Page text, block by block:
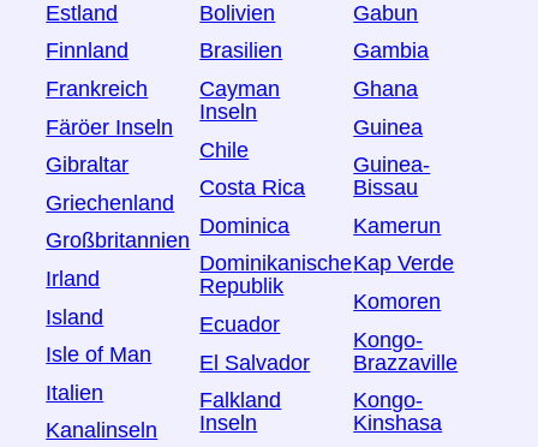
Estland
Finnland
Frankreich
Färöer Inseln
Gibraltar
Griechenland
Großbritannien
Irland
Island
Isle of Man
Italien
Kanalinseln
Bolivien
Brasilien
Cayman
Inseln
Chile
Costa Rica
Dominica
Dominikanische
Republik
Ecuador
El Salvador
Falkland
Inseln
Gabun
Gambia
Ghana
Guinea
Guinea-
Bissau
Kamerun
Kap Verde
Komoren
Kongo-
Brazzaville
Kongo-
Kinshasa